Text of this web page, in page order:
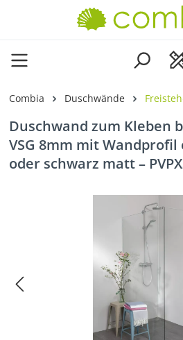
Zum Hauptinhalt springen
Combia Duschwände
Duschwand zum Kleben
VSG 8mm mit
oder schwarz matt –
Bildergalerie überspringen